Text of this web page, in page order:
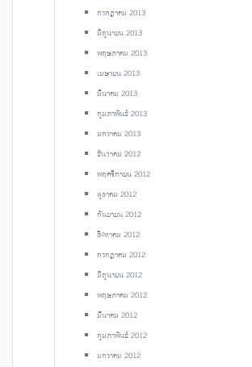
กรกฎาคม 2013
มิถุนายน 2013
พฤษภาคม 2013
เมษายน 2013
มีนาคม 2013
กุมภาพันธ์ 2013
มกราคม 2013
ธันวาคม 2012
พฤศจิกายน 2012
ตุลาคม 2012
กันยายน 2012
สิงหาคม 2012
กรกฎาคม 2012
มิถุนายน 2012
พฤษภาคม 2012
มีนาคม 2012
กุมภาพันธ์ 2012
มกราคม 2012